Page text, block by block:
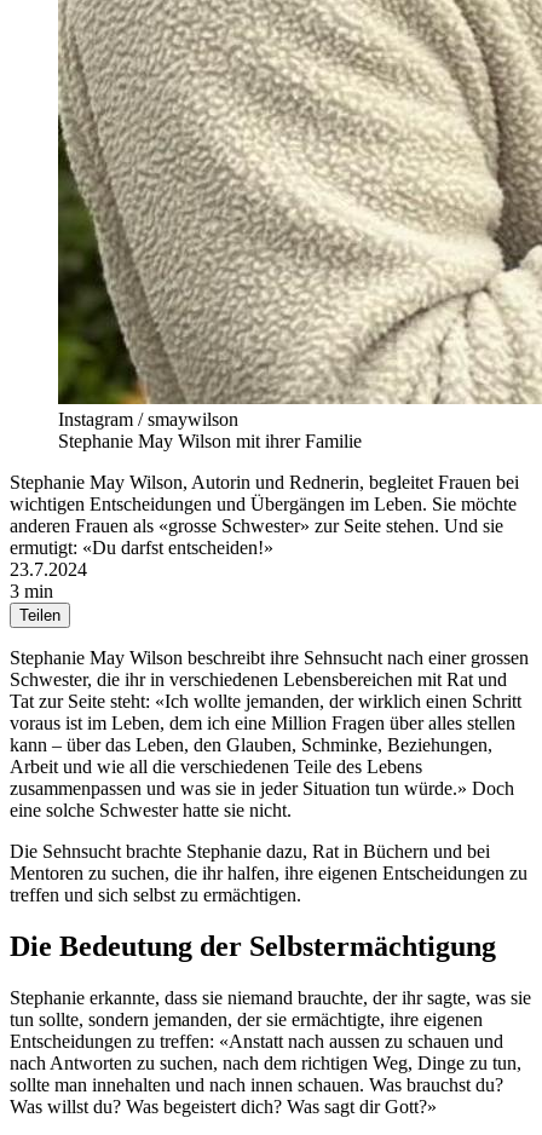
Instagram / smaywilson
Stephanie May Wilson mit ihrer Familie
Stephanie May Wilson, Autorin und Rednerin, begleitet Frauen bei
wichtigen Entscheidungen und Übergängen im Leben. Sie möchte
anderen Frauen als «grosse Schwester» zur Seite stehen. Und sie
ermutigt: «Du darfst entscheiden!»
23.7.2024
3 min
Teilen
Stephanie May Wilson beschreibt ihre Sehnsucht nach einer grossen
Schwester, die ihr in verschiedenen Lebensbereichen mit Rat und
Tat zur Seite steht: «Ich wollte jemanden, der wirklich einen Schritt
voraus ist im Leben, dem ich eine Million Fragen über alles stellen
kann – über das Leben, den Glauben, Schminke, Beziehungen,
Arbeit und wie all die verschiedenen Teile des Lebens
zusammenpassen und was sie in jeder Situation tun würde.» Doch
eine solche Schwester hatte sie nicht.
Die Sehnsucht brachte Stephanie dazu, Rat in Büchern und bei
Mentoren zu suchen, die ihr halfen, ihre eigenen Entscheidungen zu
treffen und sich selbst zu ermächtigen.
Die Bedeutung der Selbstermächtigung
Stephanie erkannte, dass sie niemand brauchte, der ihr sagte, was sie
tun sollte, sondern jemanden, der sie ermächtigte, ihre eigenen
Entscheidungen zu treffen: «Anstatt nach aussen zu schauen und
nach Antworten zu suchen, nach dem richtigen Weg, Dinge zu tun,
sollte man innehalten und nach innen schauen. Was brauchst du?
Was willst du? Was begeistert dich? Was sagt dir Gott?»